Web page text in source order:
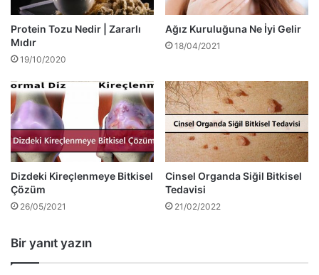
Protein Tozu Nedir | Zararlı
Mıdır
19/10/2020
Ağız Kuruluğuna Ne İyi Gelir
18/04/2021
Dizdeki Kireçlenmeye Bitkisel
Çözüm
26/05/2021
Cinsel Organda Siğil Bitkisel
Tedavisi
21/02/2022
Bir yanıt yazın